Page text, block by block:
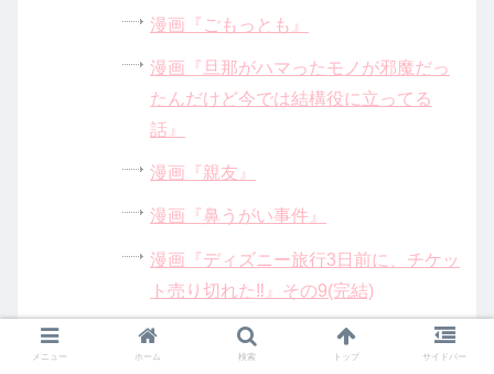
漫画『ごもっとも』
漫画『旦那がハマったモノが邪魔だっ
たんだけど今では結構役に立ってる
話』
漫画『親友』
漫画『鼻うがい事件』
漫画『ディズニー旅行3日前に、チケッ
ト売り切れた‼』その9(完結)
漫画『ディズニー旅行3日前に、チケッ
ト売り切れた‼』その8
メニュー ホーム 検索 トップ サイドバー